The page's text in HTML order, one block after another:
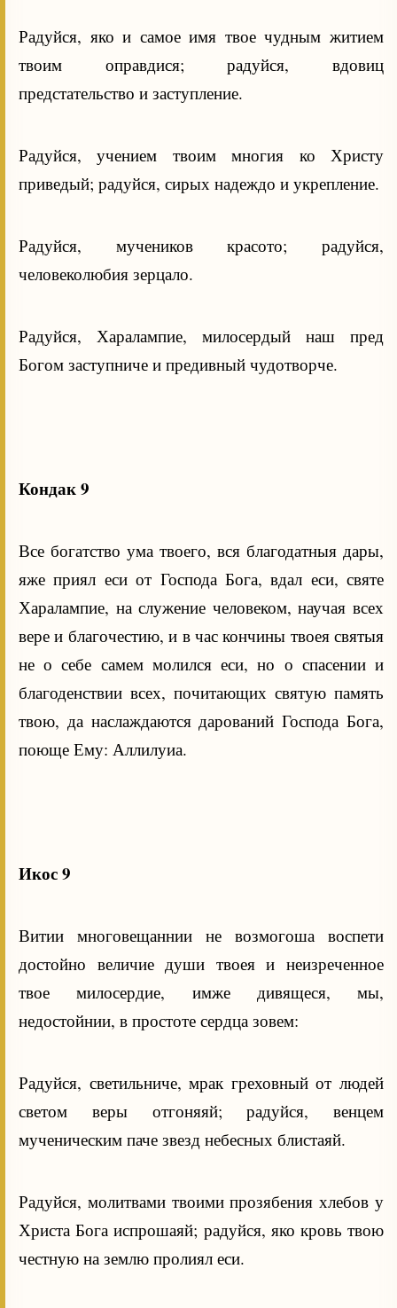
Радуйся, яко и самое имя твое чудным житием
твоим оправдися; радуйся, вдовиц
предстательство и заступление.
Радуйся, учением твоим многия ко Христу
приведый; радуйся, сирых надеждо и укрепление.
Радуйся, мучеников красото; радуйся,
человеколюбия зерцало.
Радуйся, Харалампие, милосердый наш пред
Богом заступниче и предивный чудотворче.
Кондак 9
Все богатство ума твоего, вся благодатныя дары,
яже приял еси от Господа Бога, вдал еси, святе
Харалампие, на служение человеком, научая всех
вере и благочестию, и в час кончины твоея святыя
не о себе самем молился еси, но о спасении и
благоденствии всех, почитающих святую память
твою, да наслаждаются дарований Господа Бога,
поюще Ему: Аллилуиа.
Икос 9
Витии многовещаннии не возмогоша воспети
достойно величие души твоея и неизреченное
твое милосердие, имже дивящеся, мы,
недостойнии, в простоте сердца зовем:
Радуйся, светильниче, мрак греховный от людей
светом веры отгоняяй; радуйся, венцем
мученическим паче звезд небесных блистаяй.
Радуйся, молитвами твоими прозябения хлебов у
Христа Бога испрошаяй; радуйся, яко кровь твою
честную на землю пролиял еси.